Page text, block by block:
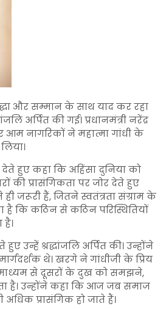
और सम्मान के साथ याद कर रहा
अर्पित की गई। प्रधानमंत्री नरेंद्र
नागरिकों ने महात्मा गांधी के
देते हुए कहा कि अहिंसा दुनिया को
की प्रासंगिकता पर जोर देते हुए
जरूरी हैं, जितने स्वतंत्रता संग्राम के
है कि कठिन से कठिन परिस्थितियों
उन्हें श्रद्धांजलि अर्पित की। उन्होंने
थे। खरगे ने गांधीजी के प्रिय
से दूसरों के दुख को समझने,
है। उन्होंने कहा कि आज जब समाज
प्रासंगिक हो जाते हैं।